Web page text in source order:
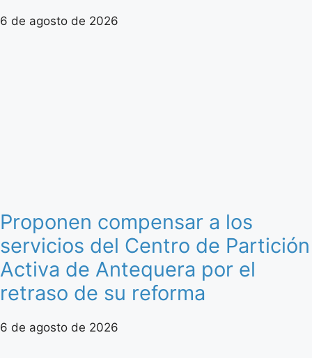
6 de agosto de 2026
Proponen compensar a los
servicios del Centro de Partición
Activa de Antequera por el
retraso de su reforma
6 de agosto de 2026